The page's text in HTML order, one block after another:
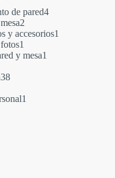
productos
de pared44
2
productos
y accesorios1
1
producto
y mesa1
3838
1